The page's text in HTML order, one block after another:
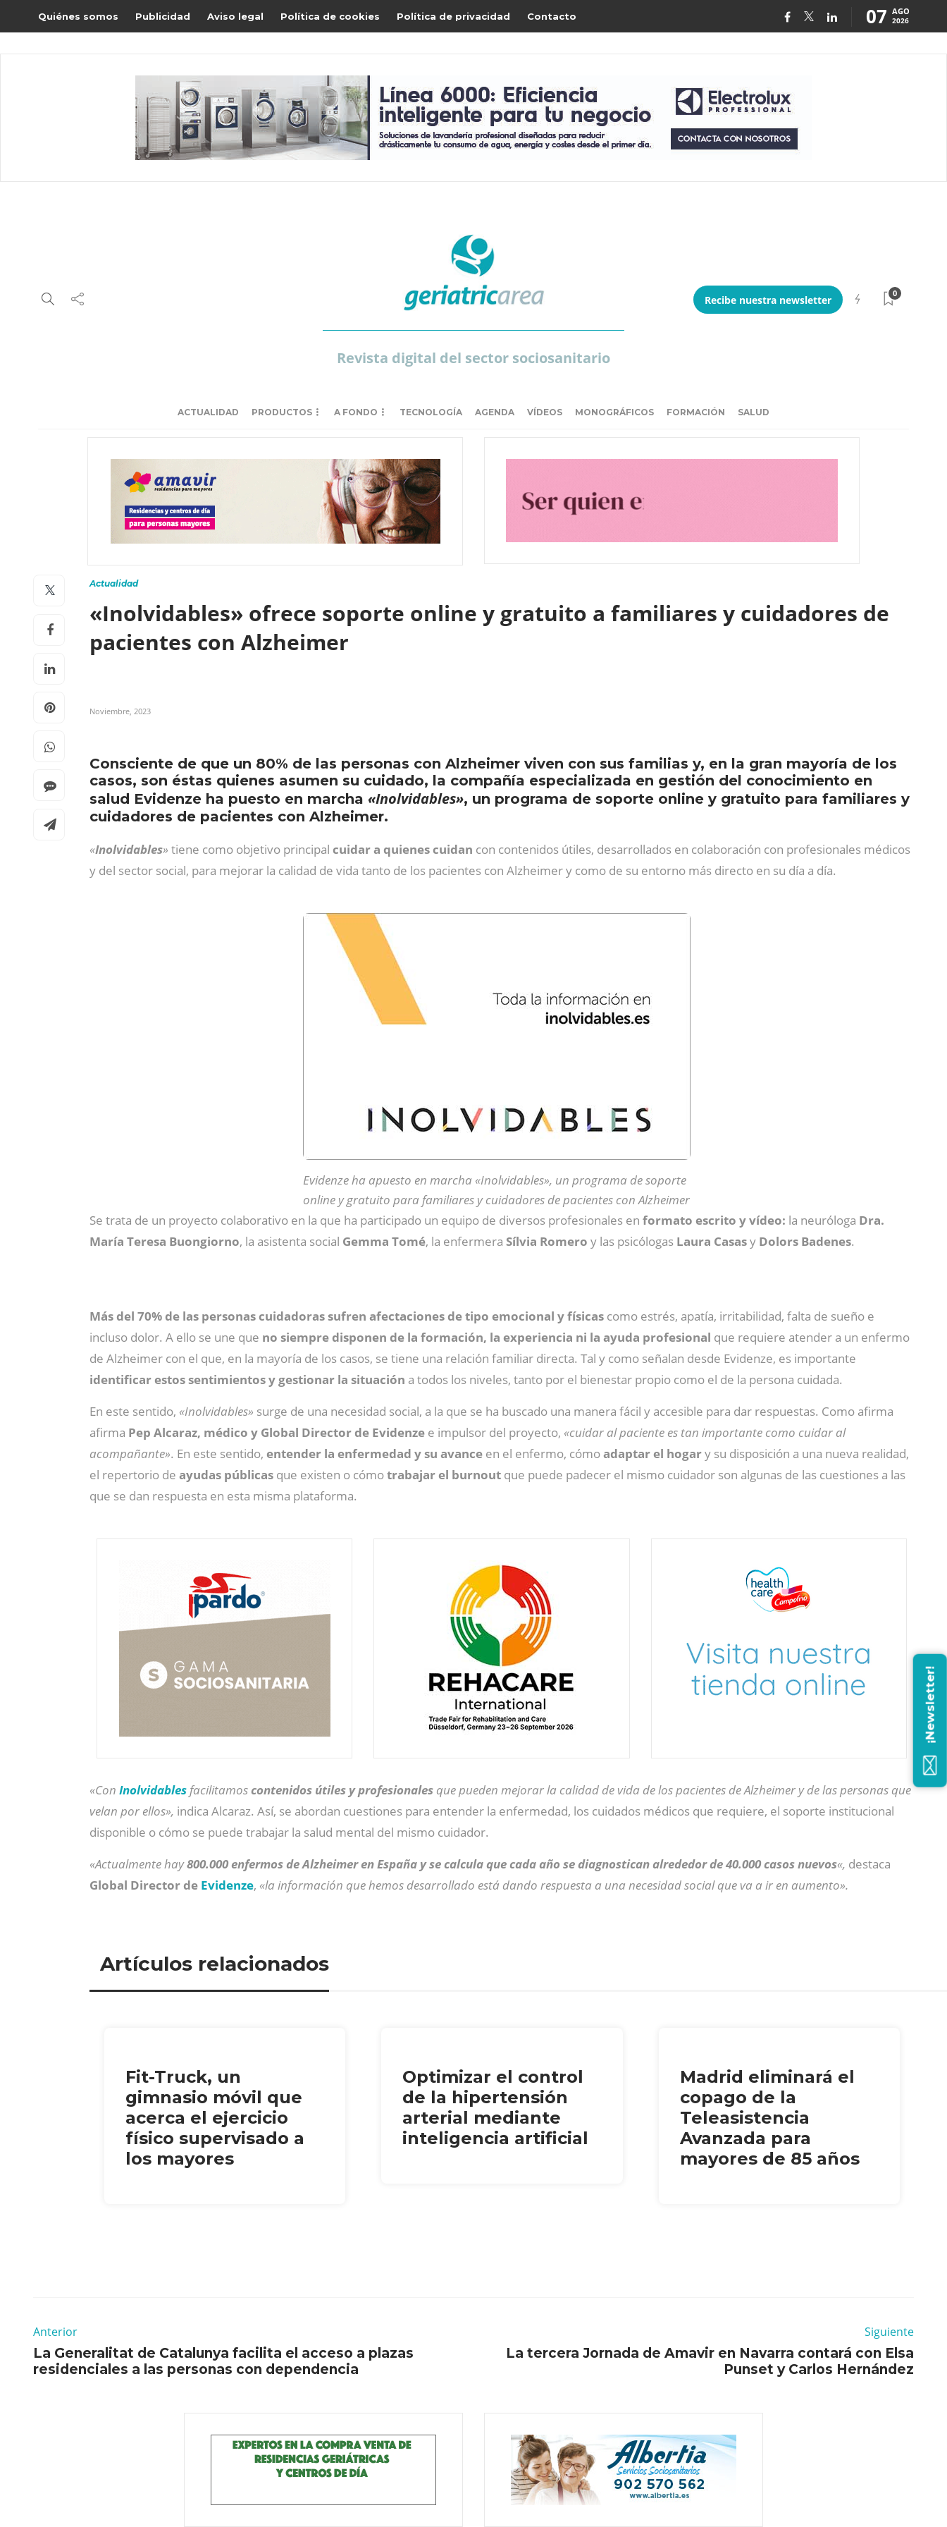
Quiénes somos Publicidad Aviso legal Política de cookies Política de privacidad Contacto 07 AGO
2026
Revista digital del sector sociosanitario
Recibe nuestra newsletter
0
ACTUALIDAD PRODUCTOS A FONDO TECNOLOGÍA AGENDA VÍDEOS MONOGRÁFICOS FORMACIÓN SALUD
Actualidad
«Inolvidables» ofrece soporte online y gratuito a familiares y cuidadores de
pacientes con Alzheimer
Noviembre, 2023
Consciente de que un 80% de las personas con Alzheimer viven con sus familias y, en la gran mayoría de los
casos, son éstas quienes asumen su cuidado, la compañía especializada en gestión del conocimiento en
salud Evidenze ha puesto en marcha «Inolvidables», un programa de soporte online y gratuito para familiares y
cuidadores de pacientes con Alzheimer.
«Inolvidables» tiene como objetivo principal cuidar a quienes cuidan con contenidos útiles, desarrollados en colaboración con profesionales médicos
y del sector social, para mejorar la calidad de vida tanto de los pacientes con Alzheimer y como de su entorno más directo en su día a día.
Evidenze ha apuesto en marcha «Inolvidables», un programa de soporte
online y gratuito para familiares y cuidadores de pacientes con Alzheimer
Se trata de un proyecto colaborativo en la que ha participado un equipo de diversos profesionales en formato escrito y vídeo: la neuróloga Dra.
María Teresa Buongiorno, la asistenta social Gemma Tomé, la enfermera Sílvia Romero y las psicólogas Laura Casasy Dolors Badenes.
Más del 70% de las personas cuidadoras sufren afectaciones de tipo emocional y físicas como estrés, apatía, irritabilidad, falta de sueño e
incluso dolor. A ello se une que no siempre disponen de la formación, la experiencia ni la ayuda profesional que requiere atender a un enfermo
de Alzheimer con el que, en la mayoría de los casos, se tiene una relación familiar directa. Tal y como señalan desde Evidenze, es importante
identificar estos sentimientos y gestionar la situación a todos los niveles, tanto por el bienestar propio como el de la persona cuidada.
En este sentido, «Inolvidables» surge de una necesidad social, a la que se ha buscado una manera fácil y accesible para dar respuestas. Como afirma
afirma Pep Alcaraz, médico y Global Director de Evidenze e impulsor del proyecto, «cuidar al paciente es tan importante como cuidar al
acompañante». En este sentido, entender la enfermedad y su avance en el enfermo, cómoadaptar el hogary su disposición a una nueva realidad,
el repertorio de ayudas públicas que existen o cómotrabajar el burnout que puede padecer el mismo cuidador son algunas de las cuestiones a las
que se dan respuesta en esta misma plataforma.
«Con Inolvidables facilitamoscontenidos útiles y profesionales que pueden mejorar la calidad de vida de los pacientes de Alzheimer y de las personas que
velan por ellos», indica Alcaraz. Así, se abordan cuestiones para entender la enfermedad, los cuidados médicos que requiere, el soporte institucional
disponible o cómo se puede trabajar la salud mental del mismo cuidador.
«Actualmente hay800.000 enfermos de Alzheimer en España y se calcula que cada año se diagnostican alrededor de 40.000 casos nuevos«, destaca
Global Director de Evidenze, «la información que hemos desarrollado está dando respuesta a una necesidad social que va a ir en aumento».
Artículos relacionados
Fit-Truck, un
gimnasio móvil que
acerca el ejercicio
físico supervisado a
los mayores
Optimizar el control
de la hipertensión
arterial mediante
inteligencia artificial
Madrid eliminará el
copago de la
Teleasistencia
Avanzada para
mayores de 85 años
Anterior
La Generalitat de Catalunya facilita el acceso a plazas
residenciales a las personas con dependencia
Siguiente
La tercera Jornada de Amavir en Navarra contará con Elsa
Punset y Carlos Hernández
¡Newsletter!